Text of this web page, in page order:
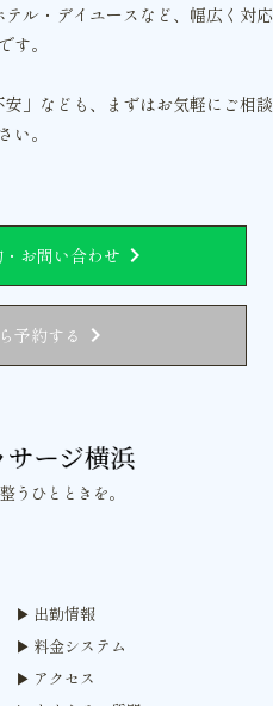
ル・デイユースなど、幅広く対応
す。
安」なども、まずはお気軽にご相談
い。
お問い合わせ chevron_right
予約する chevron_right
うひとときを。
出勤情報
料金システム
アクセス